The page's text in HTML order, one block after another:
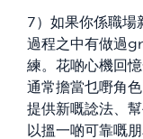
7）如果你係職場
過程之中有做過
練。花啲心機回
通常擔當乜嘢角
提供新嘅諗法、
以搵一啲可靠嘅